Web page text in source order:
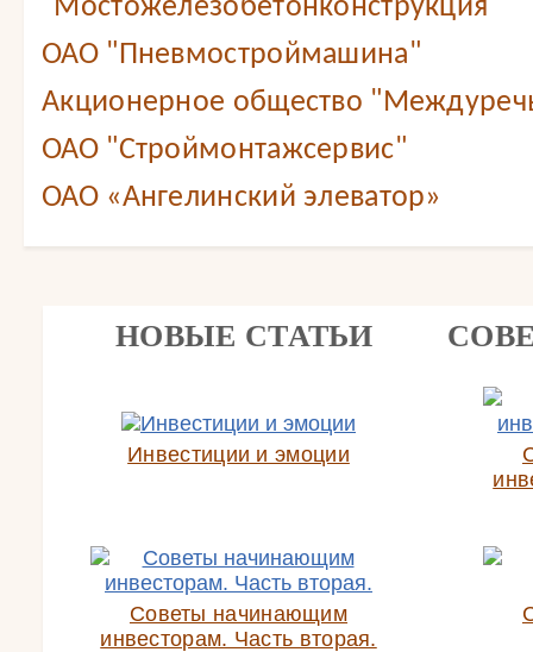
"Мостожелезобетонконструкция"
ОАО "Пневмостроймашина"
Акционерное общество
ОАО "Строймонтажсервис"
ОАО «Ангелинский элеватор»
НОВЫЕ СТАТЬИ
Инвестиции и эмоции
Советы начинающим
инвесторам. Часть вторая.